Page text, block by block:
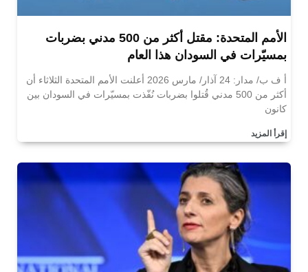
الأمم المتحدة: مقتل أكثر من 500 مدني بضربات
بمسيّرات في السودان هذا العام
أ ف ب/ مدار: 24 آذار/ مارس 2026 أعلنت الأمم المتحدة الثلاثاء أن
أكثر من 500 مدني قُتلوا بضربات نُفّذت بمسيّرات في السودان بين
كانون
إقرأ المزيد